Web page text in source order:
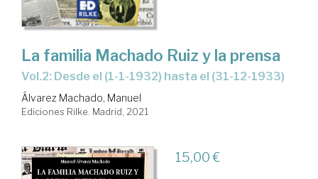
La familia Machado Ruiz y la prensa
Vol.2: Desde el (1-1-1932) hasta el (31-12-1933)
Álvarez Machado, Manuel
Ediciones Rilke. Madrid, 2021
15,00 €